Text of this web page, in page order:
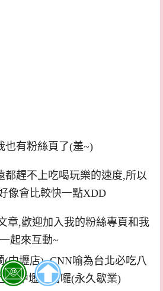
也有粉絲頁了(羞~)
都趕不上吃喝玩樂的速度,所以
像會比較快一點XDD
章,歡迎加入我的粉絲專頁和我
一起來互動~